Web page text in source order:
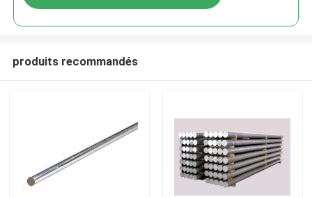
produits recommandés